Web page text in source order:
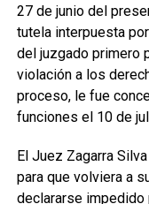
27 de junio del
tutela interpuesta
del juzgado primero
violación a los
proceso, le fue
funciones el 10 de
El Juez Zagarra
para que volviera a
declararse impedido